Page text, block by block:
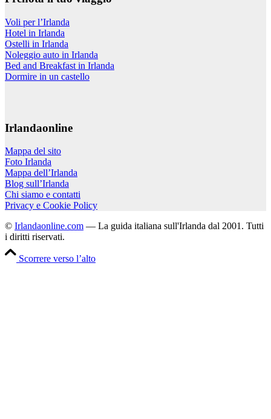
Voli per l’Irlanda
Hotel in Irlanda
Ostelli in Irlanda
Noleggio auto in Irlanda
Bed and Breakfast in Irlanda
Dormire in un castello
Irlandaonline
Mappa del sito
Foto Irlanda
Mappa dell’Irlanda
Blog sull’Irlanda
Chi siamo e contatti
Privacy e Cookie Policy
© Irlandaonline.com — La guida italiana sull'Irlanda dal 2001. Tutti
i diritti riservati.
Scorrere verso l’alto